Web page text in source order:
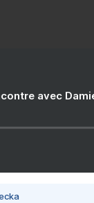
avec